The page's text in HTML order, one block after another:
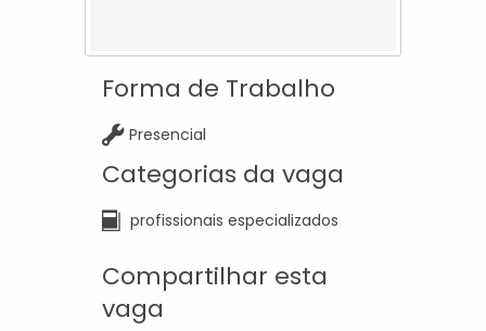
Forma de Trabalho
Presencial
Categorias da vaga
profissionais especializados
Compartilhar esta
vaga